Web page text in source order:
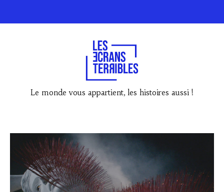
Le monde vous appartient, les histoires aussi !